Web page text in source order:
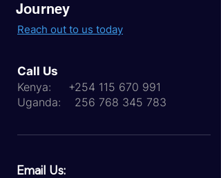
Journey
Reach out to us today
Call Us
Kenya: +254 115 670 991
Uganda: 256 768 345 783
Email Us: